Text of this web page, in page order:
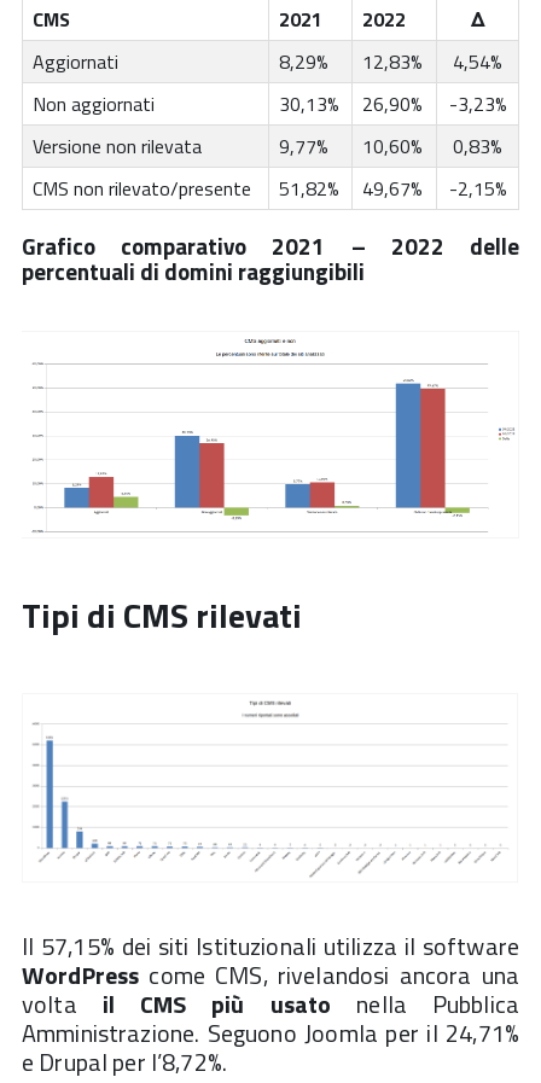
CMS 2021 2022
Δ
Aggiornati
8,29% 12,83%
4,54%
Non aggiornati
30,13% 26,90%
-3,23%
Versione non rilevata
9,77% 10,60%
0,83%
CMS non rilevato/presente
51,82% 49,67% -2,15%
Grafico comparativo 2021 – 2022 delle
percentuali di domini raggiungibili
Tipi di CMS rilevati
Il 57,15% dei siti Istituzionali utilizza il software
WordPress come CMS, rivelandosi ancora una
volta il CMS più usato nella Pubblica
Amministrazione. Seguono Joomla per il 24,71%
e Drupal per l’8,72%.